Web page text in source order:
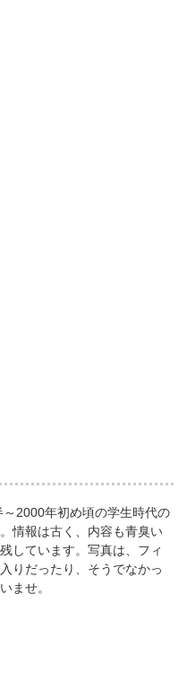
～2000年初め頃の学生時代の
情報は古く、内容も青臭い
しています。写真は、フィ
りだったり、そうでなかっ
ませ。